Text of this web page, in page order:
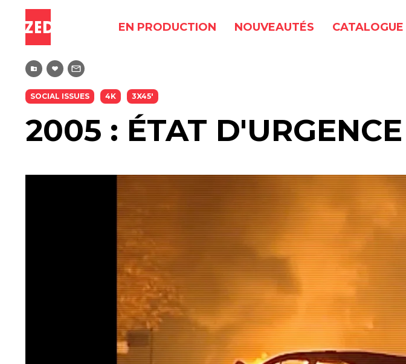
EN PRODUCTION NOUVEAUTÉS CATALOGUE
SOCIAL ISSUES 4K 3X45'
2005 : ÉTAT D'URGENCE